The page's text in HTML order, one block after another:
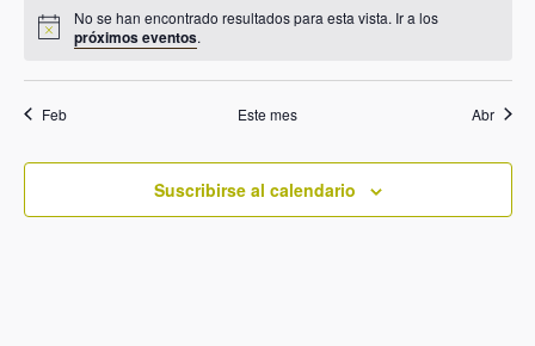
No se han encontrado resultados para esta vista. Ir a los
próximos eventos.
Feb Este mes Abr
Suscribirse al calendario